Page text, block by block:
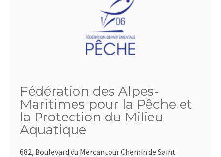
Fédération des Alpes-
Maritimes pour la Pêche et
la Protection du Milieu
Aquatique
682, Boulevard du Mercantour Chemin de Saint